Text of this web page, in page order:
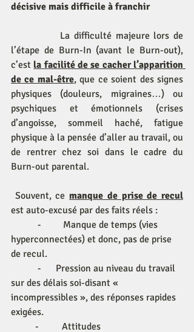
décisive mais difficile à franchir
La difficulté majeure lors de
l’étape de Burn-In (avant le Burn-out),
c’est la facilité de se cacher l’apparition
de ce mal-être, que ce soient des signes
physiques (douleurs, migraines…) ou
psychiques et émotionnels (crises
d’angoisse, sommeil haché, fatigue
physique à la pensée d’aller au travail, ou
de rentrer chez soi dans le cadre du
Burn-out parental.
Souvent, ce manque de prise de recul
est auto-excusé par des faits réels :
hyperconnectées) et donc, pas de prise
de recul.
sur des délais soi-disant «
incompressibles », des réponses rapides
exigées.